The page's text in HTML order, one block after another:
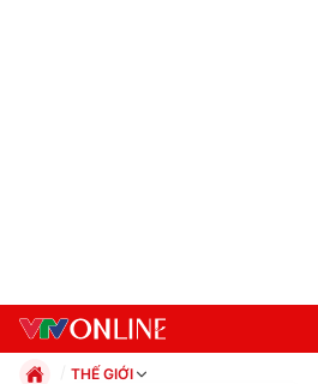
THẾ GIỚI